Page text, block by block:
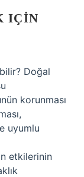
IÇIN
Doğal
korunması
uyumlu
etkilerinin